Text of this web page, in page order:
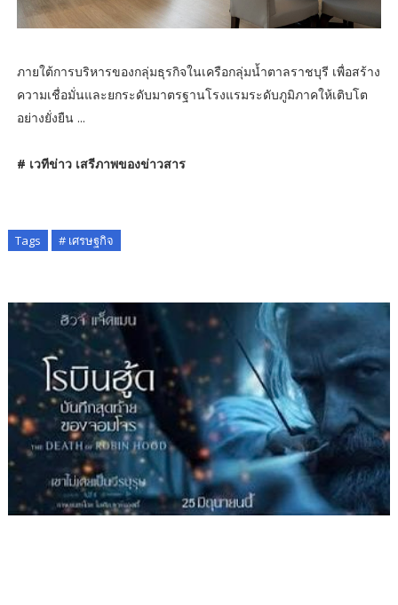
ภายใต้การบริหารของกลุ่มธุรกิจในเครือกลุ่มน้ำตาลราชบุรี เพื่อสร้าง
ความเชื่อมั่นและยกระดับมาตรฐานโรงแรมระดับภูมิภาคให้เติบโต
อย่างยั่งยืน ...
# เวทีข่าว เสรีภาพของข่าวสาร
Tags # เศรษฐกิจ